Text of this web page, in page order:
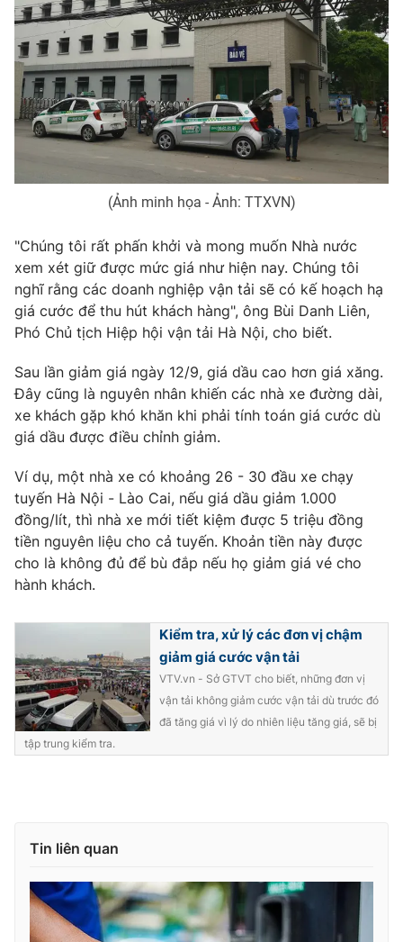
Thị trường
Tư vấn
Lịch phát sóng
Chuyên mục khác
Emagazine Podcast
Infographic
VTV Money VTV Thể thao
VTV Sức khoẻ Bất động sản
Thị trường 24h Tấm lòng Việt
VTV4 Vươn mình bằng AI
VTV9 VTV8
Liên hệ tòa soạn English
THỜI BÁO VTV
Theo dõi báo trên
Tổng Biên tập:Vũ Thanh Thủy
Phó Tổng Biên tập:Nguyễn Thị Mỹ Hạnh, Phạm Quốc Thắng,
Nguyễn Trọng Ninh
Tổng đài VTV:024.38 355 931 - 024.38 355 932
(Ảnh minh họa - Ảnh: TTXVN)
"Chúng tôi rất phấn khởi và mong muốn Nhà nước
xem xét giữ được mức giá như hiện nay. Chúng tôi
nghĩ rằng các doanh nghiệp vận tải sẽ có kế hoạch hạ
giá cước để thu hút khách hàng", ông Bùi Danh Liên,
Phó Chủ tịch Hiệp hội vận tải Hà Nội, cho biết.
Sau lần giảm giá ngày 12/9, giá dầu cao hơn giá xăng.
Đây cũng là nguyên nhân khiến các nhà xe đường dài,
xe khách gặp khó khăn khi phải tính toán giá cước dù
giá dầu được điều chỉnh giảm.
Ví dụ, một nhà xe có khoảng 26 - 30 đầu xe chạy
tuyến Hà Nội - Lào Cai, nếu giá dầu giảm 1.000
đồng/lít, thì nhà xe mới tiết kiệm được 5 triệu đồng
tiền nguyên liệu cho cả tuyến. Khoản tiền này được
cho là không đủ để bù đắp nếu họ giảm giá vé cho
hành khách.
Kiểm tra, xử lý các đơn vị chậm
giảm giá cước vận tải
VTV.vn - Sở GTVT cho biết, những đơn vị
vận tải không giảm cước vận tải dù trước đó
đã tăng giá vì lý do nhiên liệu tăng giá, sẽ bị
tập trung kiểm tra.
Tin liên quan